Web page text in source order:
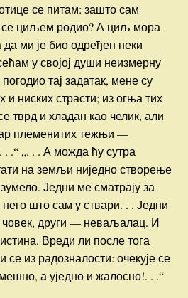
се питам: зашто сам
циљем родио? А циљ мора
да ми је био одређен неки
у својој души неизмерну
тај задатак, мене су
ниских страсти; из огња тих
тврд и хладан као челик, али
племенитих тежњи —
.“ „. . . А можда ћу сутра
на земљи ниједно створење
Једни ме сматрају за
што сам у ствари. . . Једни
човек, други — неваљалац. И
Вреди ли после тога
из радозналости: очекује се
а уједно и жалосно!. . .“